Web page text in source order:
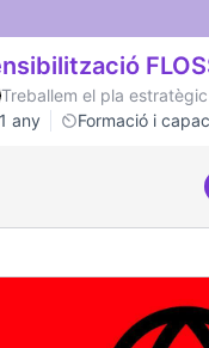
al FLOSS
Treballem el pla
1 any
Formació i